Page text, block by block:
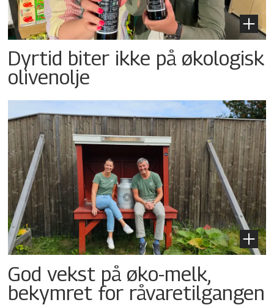
Dyrtid biter ikke på økologisk
olivenolje
God vekst på øko-melk,
bekymret for råvaretilgangen